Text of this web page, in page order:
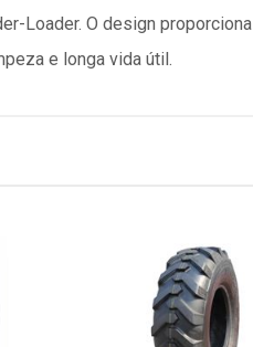
Loader. O design proporciona
e longa vida útil.